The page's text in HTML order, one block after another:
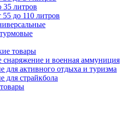
35 литров
до 110 литров
товары
и военная аммуниция
для активного отдыха и туризма
для страйкбола